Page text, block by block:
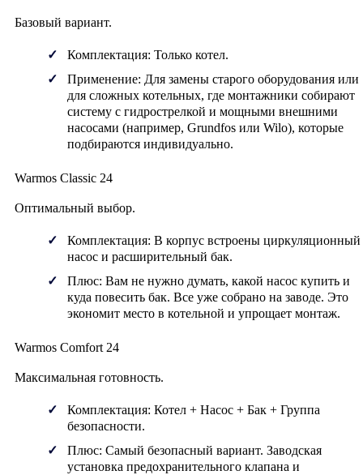
Базовый вариант.
Комплектация: Только котел.
Применение: Для замены старого оборудования или
для сложных котельных, где монтажники собирают
систему с гидрострелкой и мощными внешними
насосами (например, Grundfos или Wilo), которые
подбираются индивидуально.
Warmos Classic 24
Оптимальный выбор.
Комплектация: В корпус встроены циркуляционный
насос и расширительный бак.
Плюс: Вам не нужно думать, какой насос купить и
куда повесить бак. Все уже собрано на заводе. Это
экономит место в котельной и упрощает монтаж.
Warmos Comfort 24
Максимальная готовность.
Комплектация: Котел + Насос + Бак + Группа
безопасности.
Плюс: Самый безопасный вариант. Заводская
установка предохранительного клапана и